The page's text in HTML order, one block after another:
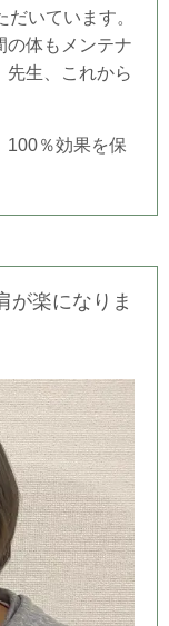
いています。
の体もメンテナ
先生、これから
％効果を保
が楽になりま